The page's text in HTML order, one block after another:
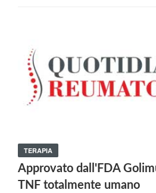
TERAPIA
Approvato dall'FDA
TNF totalmente umano